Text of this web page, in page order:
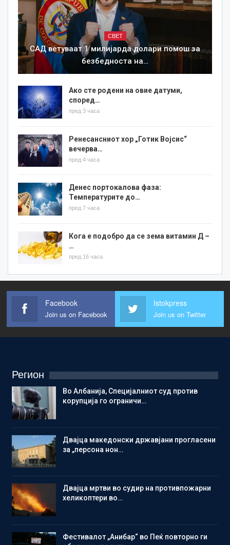
СВЕТ
САД ветуваат 1 милијарда долари помош за
безбедноста на…
Ако сте родени на овие датуми,
според…
пред 3 часа
Ренесансниот хор „Готик Војсис“
вечерва…
пред 4 часа
Денес портокалова фаза:
Температурите до…
пред 7 часа
Кога е подобро да се зема витамин Д –
…
пред 16 часа
Facebook
Join us on Facebook
Istokpress
Join us on Twitter
Регион
Во Албанија, Специјалниот суд против
корупција го ограничи…
Двајца македонски државјани прогласени
за „персона нон…
Двајца мртви во судир на противпожарни
хеликоптери во…
Фестивалот „Анибар“ во Пеќ повторно ги